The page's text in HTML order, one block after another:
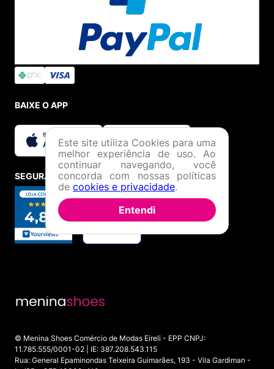
BAIXE O APP
SEGURANÇA E CREDIBILIDADE
© Menina Shoes Comércio de Modas Eireli - EPP CNPJ:
11.785.555/0001-02 | IE: 387.208.543.115
Rua: General Epaminondas Teixeira Guimarães, 193 - Vila Gardiman -
Este site utiliza Cookies para uma
melhor experiência de uso. Ao
continuar navegando, você
concorda com nossas políticas
de cookies e privacidade.
Entendi